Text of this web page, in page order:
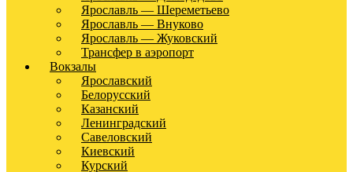
Ярославль — Шереметьево
Ярославль — Внуково
Ярославль — Жуковский
Трансфер в аэропорт
Вокзалы
Ярославский
Белорусский
Казанский
Ленинградский
Савеловский
Киевский
Курский